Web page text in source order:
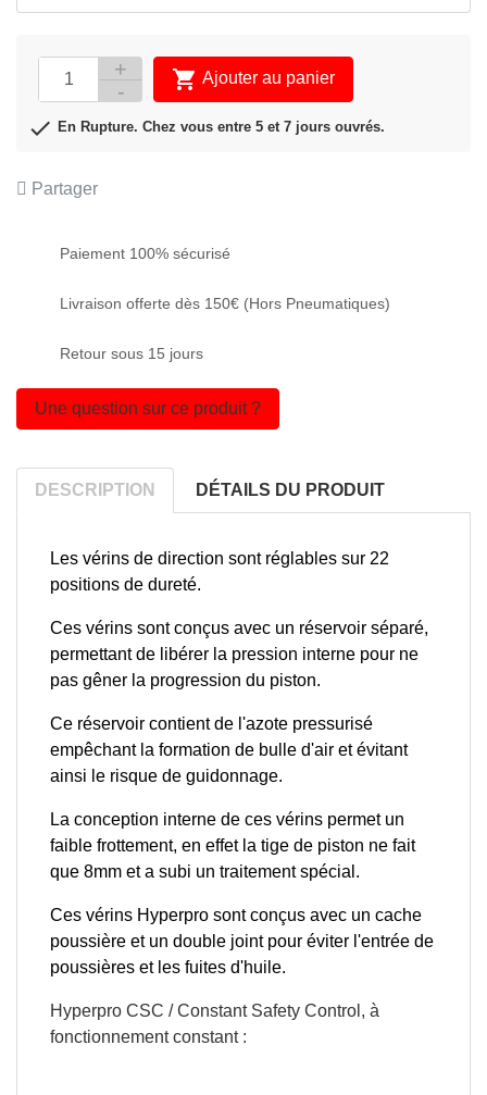
 Ajouter au panier
 En Rupture. Chez vous entre 5 et 7 jours ouvrés.
Partager
Paiement 100% sécurisé
Livraison offerte dès 150€ (Hors Pneumatiques)
Retour sous 15 jours
Une question sur ce produit ?
DESCRIPTION DÉTAILS DU PRODUIT
Les vérins de direction sont réglables sur 22
positions de dureté.
Ces vérins sont conçus avec un réservoir séparé,
permettant de libérer la pression interne pour ne
pas gêner la progression du piston.
Ce réservoir contient de l'azote pressurisé
empêchant la formation de bulle d'air et évitant
ainsi le risque de guidonnage.
La conception interne de ces vérins permet un
faible frottement, en effet la tige de piston ne fait
que 8mm et a subi un traitement spécial.
Ces vérins Hyperpro sont conçus avec un cache
poussière et un double joint pour éviter l'entrée de
poussières et les fuites d'huile.
Hyperpro CSC / Constant Safety Control , à
fonctionnement constant :
APERÇU RAPIDE